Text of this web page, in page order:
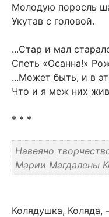
Молодую поросль
Укутав с головой.
...Стар и мал
Спеть «Осанна!»
...Может быть, и в
Что и я меж них
* * *
Навеяно
Марии Магдалены
Колядушка, Коляда,